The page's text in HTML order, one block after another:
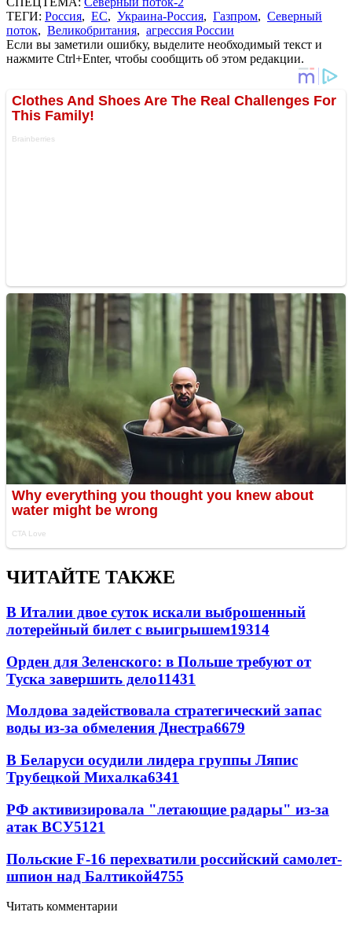
ТЕГИ: Россия, ЕС, Украина-Россия, Газпром, Северный
поток, Великобритания, агрессия России
Если вы заметили ошибку, выделите необходимый текст и
нажмите Ctrl+Enter, чтобы сообщить об этом редакции.
ЧИТАЙТЕ ТАКЖЕ
В Италии двое суток искали выброшенный
лотерейный билет с выигрышем19314
Орден для Зеленского: в Польше требуют от
Туска завершить дело11431
Молдова задействовала стратегический запас
воды из-за обмеления Днестра6679
В Беларуси осудили лидера группы Ляпис
Трубецкой Михалка6341
РФ активизировала "летающие радары" из-за
атак ВСУ5121
Польские F-16 перехватили российский самолет-
шпион над Балтикой4755
Читать комментарии